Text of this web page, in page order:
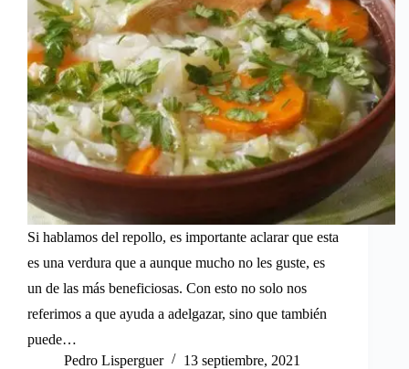
Si hablamos del repollo, es importante aclarar que esta
es una verdura que a aunque mucho no les guste, es
un de las más beneficiosas. Con esto no solo nos
referimos a que ayuda a adelgazar, sino que también
puede…
Pedro Lisperguer
13 septiembre, 2021